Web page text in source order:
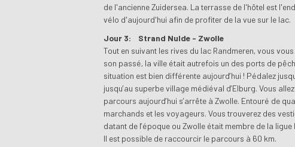
de l'ancienne Zuidersea. La terrasse de l'hôtel est
vélo d'aujourd'hui afin de profiter de la vue sur le lac.
Jour 3: Strand Nulde - Zwolle
Tout en suivant les rives du lac Randmeren, vous
son passé, la ville était autrefois un des ports de
situation est bien différente aujourd’hui ! Pédalez
jusqu’au superbe village médiéval d’Elburg.Vous
parcours aujourd’hui s’arrête à Zwolle. Entouré de
marchands et les voyageurs.Vous trouverez des
datant de l’époque ou Zwolle était membre de la ligue
Il est possible de raccourcir le parcours à 60 km.